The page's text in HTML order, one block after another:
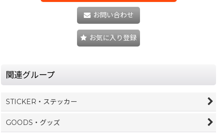
お問い合わせ
お気に入り登録
関連グループ
STICKER・ステッカー
GOODS・グッズ